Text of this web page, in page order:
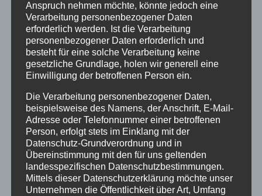
Amtliche Bekanntmachungen
Bürgerinformationen
Fortbildungen
Startseite
Veranstaltungen
Stichwörter
2024 agathazell Aktion Allgäu alpsee-grünten
Antrag Arbeiten ausweis Bauhof Bayern
Bekanntmachung Brauchtum burgberg
Anspruch nehmen möchte, könnte jedoch eine
Verarbeitung personenbezogener Daten
erforderlich werden. Ist die Verarbeitung
personenbezogener Daten erforderlich und
besteht für eine solche Verarbeitung keine
gesetzliche Grundlage, holen wir generell eine
Einwilligung der betroffenen Person ein.
Die Verarbeitung personenbezogener Daten,
beispielsweise des Namens, der Anschrift, E-Mail-
Adresse oder Telefonnummer einer betroffenen
Person, erfolgt stets im Einklang mit der
Datenschutz-Grundverordnung und in
Übereinstimmung mit den für uns geltenden
landesspezifischen Datenschutzbestimmungen.
Mittels dieser Datenschutzerklärung möchte unser
Unternehmen die Öffentlichkeit über Art, Umfang